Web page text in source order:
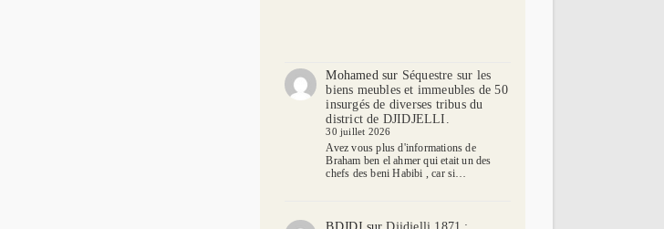
Mohamed sur Séquestre sur les
biens meubles et immeubles de 50
insurgés de diverses tribus du
district de DJIDJELLI.
30 juillet 2026
Avez vous plus d'informations de
Braham ben el ahmer qui etait un des
chefs des beni Habibi , car si…